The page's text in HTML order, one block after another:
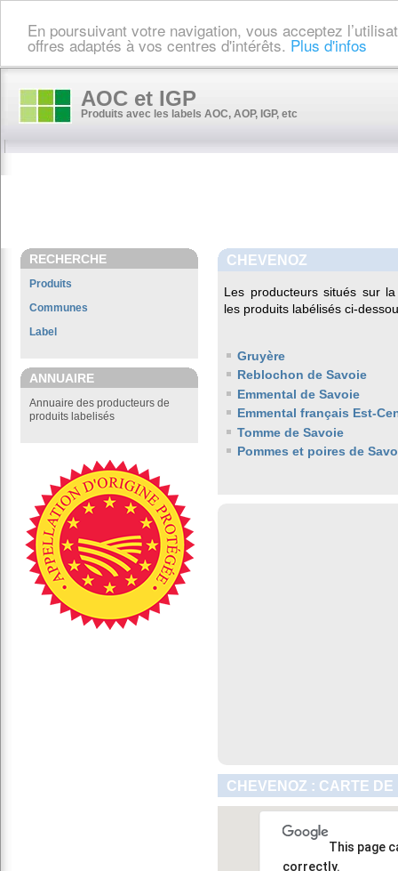
En poursuivant votre navigation, vous acceptez
offres adaptés à vos centres d'intérêts. Plus d'infos
AOC et IGP
Produits avec les labels AOC, AOP, IGP, etc
RECHERCHE
Produits
Communes
Label
ANNUAIRE
Annuaire des producteurs de
produits labelisés
CHEVENOZ
Les producteurs situés sur
les produits labélisés ci-
Gruyère
Reblochon de Savoie
Emmental de Savoie
Emmental français Est-
Tomme de Savoie
Pommes et poires de
CHEVENOZ : CARTE
This page
correctly.